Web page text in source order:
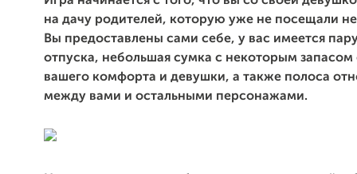
на дачу родителей, которую уже не посещали
Вы предоставлены сами себе, у вас имеется
отпуска, небольшая сумка с некоторым
вашего комфорта и девушки, а также полоса
между вами и остальными персонажами.